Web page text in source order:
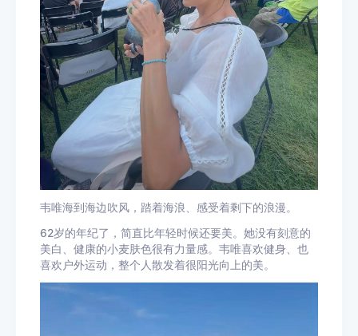
韦唯海到海边吹风，踏着海浪、感受着剩下的浪漫。
62岁的年纪了，简直比年轻时候还要美。她没有刻意的
美白、健康的小麦肤色很有力量感。韦唯喜欢健身、也
喜欢户外运动，整个人散发着很阳光向上的美。